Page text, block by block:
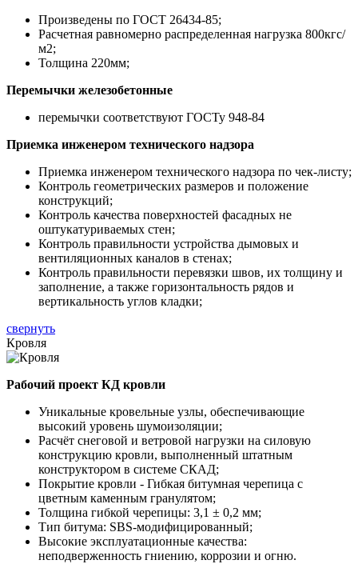
Произведены по ГОСТ 26434-85;
Расчетная равномерно распределенная нагрузка 800кгс/
м2;
Толщина 220мм;
Перемычки железобетонные
перемычки соответствуют ГОСТу 948-84
Приемка инженером технического надзора
Приемка инженером технического надзора по чек-листу;
Контроль геометрических размеров и положение
конструкций;
Контроль качества поверхностей фасадных не
оштукатуриваемых стен;
Контроль правильности устройства дымовых и
вентиляционных каналов в стенах;
Контроль правильности перевязки швов, их толщину и
заполнение, а также горизонтальность рядов и
вертикальность углов кладки;
свернуть
Кровля
Рабочий проект КД кровли
Уникальные кровельные узлы, обеспечивающие
высокий уровень шумоизоляции;
Расчёт снеговой и ветровой нагрузки на силовую
конструкцию кровли, выполненный штатным
конструктором в системе СКАД;
Покрытие кровли - Гибкая битумная черепица с
цветным каменным гранулятом;
Толщина гибкой черепицы: 3,1 ± 0,2 мм;
Тип битума: SBS-модифицированный;
Высокие эксплуатационные качества:
неподверженность гниению, коррозии и огню.